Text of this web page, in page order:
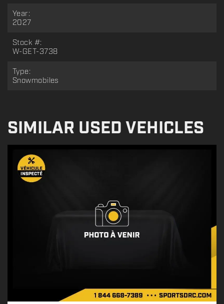
Year:
2027
Stock #:
W-GET-3738
Type:
Snowmobiles
SIMILAR USED VEHICLES